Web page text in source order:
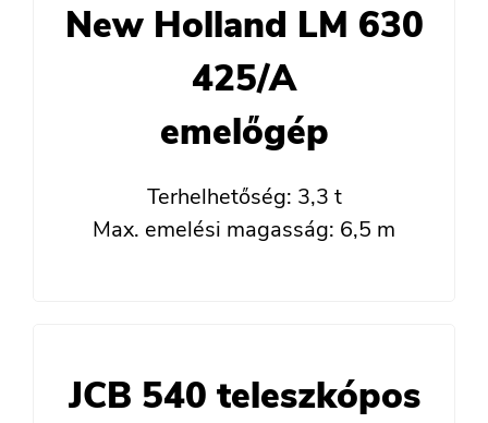
New Holland LM 630
425/A
emelőgép
Terhelhetőség: 3,3 t
Max. emelési magasság: 6,5 m
JCB 540 teleszkópos